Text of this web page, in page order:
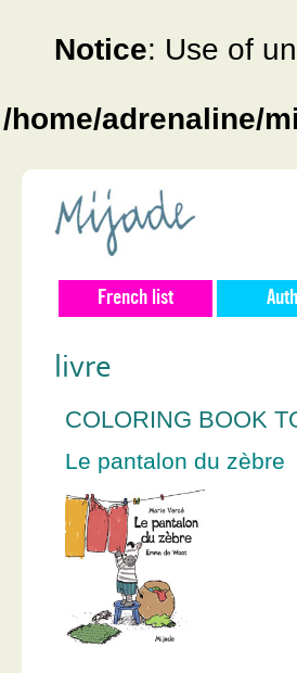
Notice: Use of
/home/adrenaline/
French list
livre
COLORING BOOK
Le pantalon du zèbre